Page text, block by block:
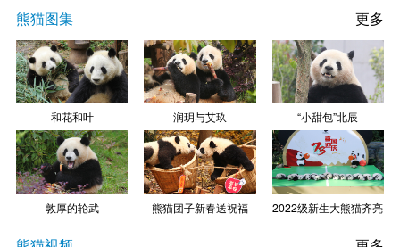
邓进甫先生 CNY 200.00 2026-08-05
李明禹小朋友 CNY 30.00 2026-08-05
刘曦娅女士 CNY 30.00 2026-08-05
汤蕙伊小朋友 CNY 400.00 2026-08-05
李茹晴小朋友 CNY 30.00 2026-08-05
庄薪妍小朋友 CNY 200.00 2026-08-05
熊猫图集 更多
和花和叶 润玥与艾玖 “小甜包”北辰
敦厚的轮武 熊猫团子新春送祝福
2022级新生大熊猫齐亮